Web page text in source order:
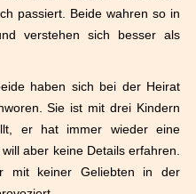
passiert. Beide wahren so in
verstehen sich besser als
haben sich bei der Heirat
Sie ist mit drei Kindern
llt, er hat immer wieder eine
aber keine Details erfahren.
mit keiner Geliebten in der